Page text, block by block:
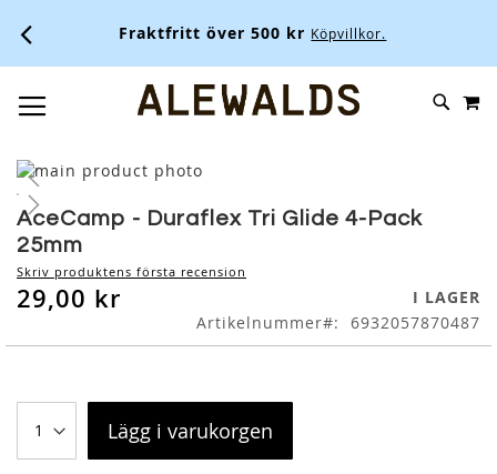
Fraktfritt över 500 kr Köpvillkor.
SKIP
Skip
to
the
end
of
the
images
Skip
to
the
beginning
of
the
gallery
AceCamp - Duraflex Tri Glide 4-Pack
25mm
Skriv produktens första recension
29,00 kr
I LAGER
Artikelnummer
6932057870487
Lägg i varukorgen